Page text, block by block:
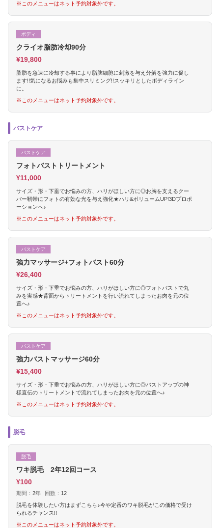
※このメニューはネット予約対象外です。
ボディ
クライオ脂肪冷却90分
¥19,800
脂肪を急速に冷却する事により脂肪細胞に刺激を与え分解を強力に促し
ます!!気になるお悩みも集中スリミング!!スッキリとしたボディライン
に。
※このメニューはネット予約対象外です。
バストケア
バストケア
フォトバストトリートメント
¥11,000
サイズ・形・下垂でお悩みの方、ハリがほしい方に◎お胸を支えるクー
パー靭帯にフォトの有効な光を与え強化★ハリ&ボリュームUP!3Dプロポ
ーションへ♪
※このメニューはネット予約対象外です。
バストケア
強力マッサージ+フォトバスト60分
¥26,400
サイズ・形・下垂でお悩みの方、ハリがほしい方に◎フォトバストで丸
みを実感★背面からトリートメントを行い流れてしまったお肉を元の位
置へ♪
※このメニューはネット予約対象外です。
バストケア
強力バストマッサージ60分
¥15,400
サイズ・形・下垂でお悩みの方、ハリがほしい方に◎バストアップの神
様直伝のトリートメントで流れてしまったお肉を元の位置へ♪
※このメニューはネット予約対象外です。
脱毛
脱毛
ワキ脱毛 2年12回コース
¥100
期間： 2年 回数： 12
脱毛を体験したい方はまずこちら♪今や定番のワキ脱毛がこの価格で受け
られるチャンス!!
※このメニューはネット予約対象外です。